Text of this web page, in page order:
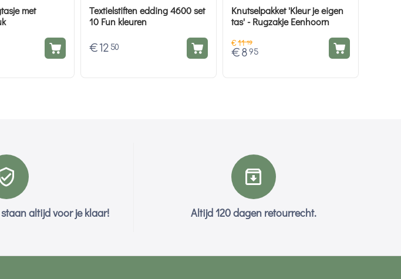
met
Textielstiften edding 4600 set
10 Fun kleuren
€12 50
Knutselpakket 'Kleur je eigen
tas' - Rugzakje Eenhoorn
€11 19
€ 8 95
altijd voor je klaar! Altijd 120 dagen retourrecht.